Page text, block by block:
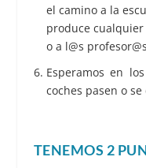
el camino a la
produce
o a l@s
Esperamos en
coches pasen o
TENEMOS 2